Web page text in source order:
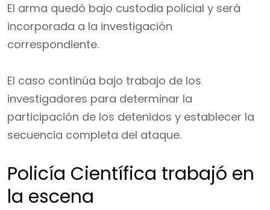
El arma quedó bajo custodia policial y será
incorporada a la investigación
correspondiente.
El caso continúa bajo trabajo de los
investigadores para determinar la
participación de los detenidos y establecer la
secuencia completa del ataque.
Policía Científica trabajó en
la escena